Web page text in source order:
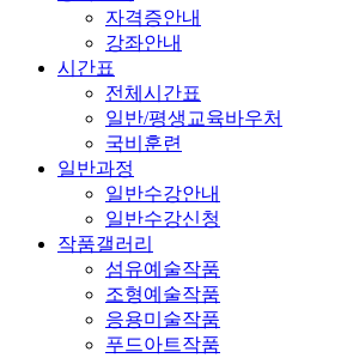
자격증안내
강좌안내
시간표
전체시간표
일반/평생교육바우처
국비훈련
일반과정
일반수강안내
일반수강신청
작품갤러리
섬유예술작품
조형예술작품
응용미술작품
푸드아트작품